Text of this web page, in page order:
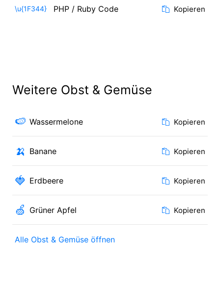
\u{1F344} PHP / Ruby Code Kopieren
Weitere Obst & Gemüse
🍉 Wassermelone Kopieren
🍌 Banane Kopieren
🍓 Erdbeere Kopieren
🍏 Grüner Apfel Kopieren
Alle Obst & Gemüse öffnen